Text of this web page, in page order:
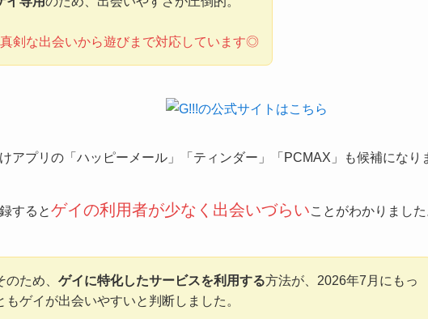
真剣な出会いから遊びまで対応しています◎
アプリの「ハッピーメール」「ティンダー」「PCMAX」も候補になり
するとゲイの利用者が少なく出会いづらいことがわかりました
のため、 ゲイに特化したサービスを利用する方法が、2026年7月にもっ
もゲイが出会いやすいと判断しました。